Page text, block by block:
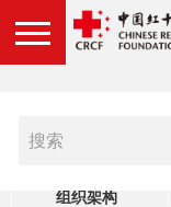
机构简介
组织架构